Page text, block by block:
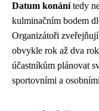
Datum konánítedy
kulminačním bodem
Organizátoři
obvykle rok až dva
účastníkům plánovat
sportovními a